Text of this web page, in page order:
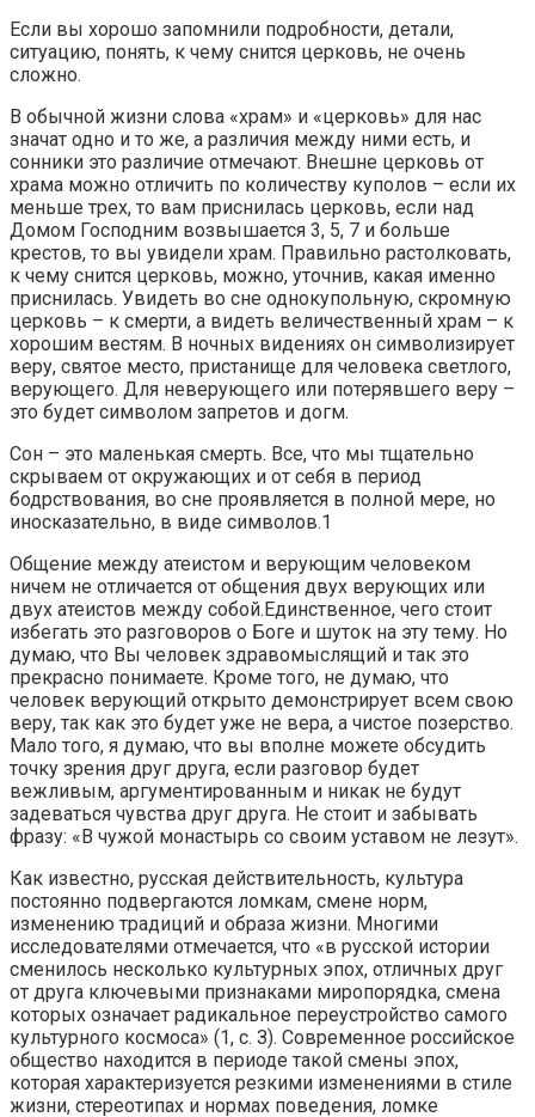
Если вы хорошо запомнили подробности, детали,
ситуацию, понять, к чему снится церковь, не очень
сложно.
В обычной жизни слова «храм» и «церковь» для нас
значат одно и то же, а различия между ними есть, и
сонники это различие отмечают. Внешне церковь от
храма можно отличить по количеству куполов – если их
меньше трех, то вам приснилась церковь, если над
Домом Господним возвышается 3, 5, 7 и больше
крестов, то вы увидели храм. Правильно растолковать,
к чему снится церковь, можно, уточнив, какая именно
приснилась. Увидеть во сне однокупольную, скромную
церковь – к смерти, а видеть величественный храм – к
хорошим вестям. В ночных видениях он символизирует
веру, святое место, пристанище для человека светлого,
верующего. Для неверующего или потерявшего веру –
это будет символом запретов и догм.
Сон – это маленькая смерть. Все, что мы тщательно
скрываем от окружающих и от себя в период
бодрствования, во сне проявляется в полной мере, но
иносказательно, в виде символов.1
Общение между атеистом и верующим человеком
ничем не отличается от общения двух верующих или
двух атеистов между собой.Единственное, чего стоит
избегать это разговоров о Боге и шуток на эту тему. Но
думаю, что Вы человек здравомыслящий и так это
прекрасно понимаете. Кроме того, не думаю, что
человек верующий открыто демонстрирует всем свою
веру, так как это будет уже не вера, а чистое позерство.
Мало того, я думаю, что вы вполне можете обсудить
точку зрения друг друга, если разговор будет
вежливым, аргументированным и никак не будут
задеваться чувства друг друга. Не стоит и забывать
фразу: «В чужой монастырь со своим уставом не лезут».
Как известно, русская действительность, культура
постоянно подвергаются ломкам, смене норм,
изменению традиций и образа жизни. Многими
исследователями отмечается, что «в русской истории
сменилось несколько культурных эпох, отличных друг
от друга ключевыми признаками миропорядка, смена
которых означает радикальное переустройство самого
культурного космоса» (1, с. З). Современное российское
общество находится в периоде такой смены эпох,
которая характеризуется резкими изменениями в стиле
жизни, стереотипах и нормах поведения, ломке